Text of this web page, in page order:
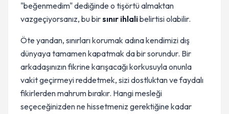
"beğenmedim" dediğinde o tişörtü almaktan
vazgeçiyorsanız, bu birsınır ihlalibelirtisi olabilir.
Öte yandan, sınırları korumak adına kendimizi dış
dünyaya tamamen kapatmak da bir sorundur. Bir
arkadaşınızın fikrine karışacağı korkusuyla onunla
vakit geçirmeyi reddetmek, sizi dostluktan ve faydalı
fikirlerden mahrum bırakır. Hangi mesleği
seçeceğinizden ne hissetmeniz gerektiğine kadar